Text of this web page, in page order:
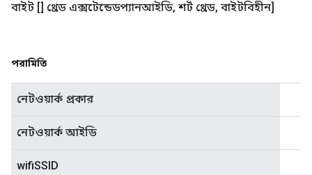
বাইট [] থ্রেড এক্সটেন্ডেডপ্যানআইডি, শর্ট থ্রেড, বাইটবিহীন]
পরামিতি
নেটওয়ার্ক প্রকার
নেটওয়ার্ক আইডি
wifiSSID